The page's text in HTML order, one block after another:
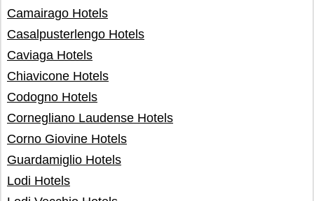
Camairago Hotels
Casalpusterlengo Hotels
Caviaga Hotels
Chiavicone Hotels
Codogno Hotels
Cornegliano Laudense Hotels
Corno Giovine Hotels
Guardamiglio Hotels
Lodi Hotels